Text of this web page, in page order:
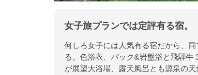
女子旅プランでは定評有る宿。
何しろ女子には人気有る宿だから、
る。色浴衣、パック&岩盤浴と飛騨
が展望大浴場、露天風呂とも源泉の天